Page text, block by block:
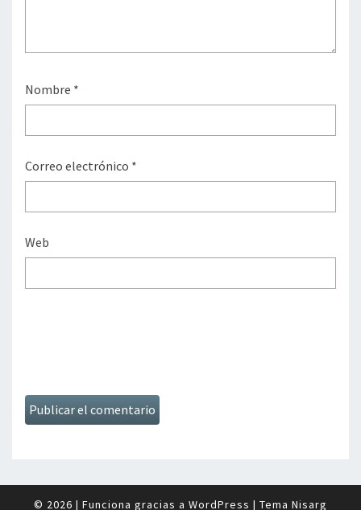
Nombre *
Correo electrónico *
Web
© 2026 | Funciona gracias a WordPress | Tema Nisarg